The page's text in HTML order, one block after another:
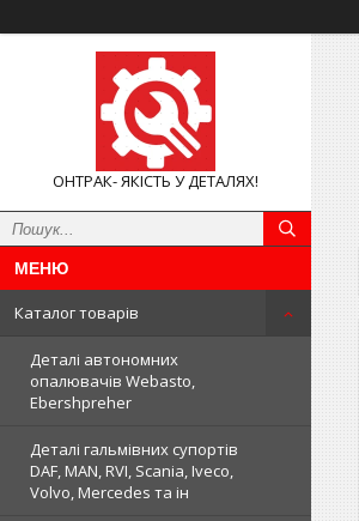
ОНТРАК- ЯКІСТЬ У ДЕТАЛЯХ!
Каталог товарів
Деталі автономних
опалювачів Webasto,
Ebershpreher
Деталі гальмівних супортів
DAF, MAN, RVI, Scania, Iveco,
Volvo, Mercedes та ін